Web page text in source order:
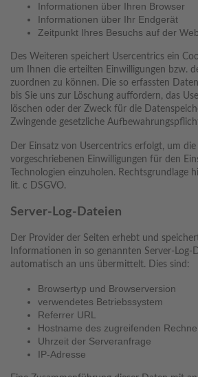
Informationen über Ihren Browser
Informationen über Ihr Endgerät
Zeitpunkt Ihres Besuchs auf der
Des Weiteren speichert Usercentrics ein
um Ihnen die erteilten Einwilligungen bzw.
zuordnen zu können. Die so erfassten
bis Sie uns zur Löschung auffordern, das
löschen oder der Zweck für die
Zwingende gesetzliche
Der Einsatz von Usercentrics erfolgt, um die
vorgeschriebenen Einwilligungen für den
Technologien einzuholen. Rechtsgrundlage
lit. c DSGVO.
Server-Log-Dateien
Der Provider der Seiten erhebt und
Informationen in so genannten Server-Log-
automatisch an uns übermittelt. Dies sind:
Browsertyp und Browserversion
verwendetes Betriebssystem
Referrer URL
Hostname des zugreifenden
Uhrzeit der Serveranfrage
IP-Adresse